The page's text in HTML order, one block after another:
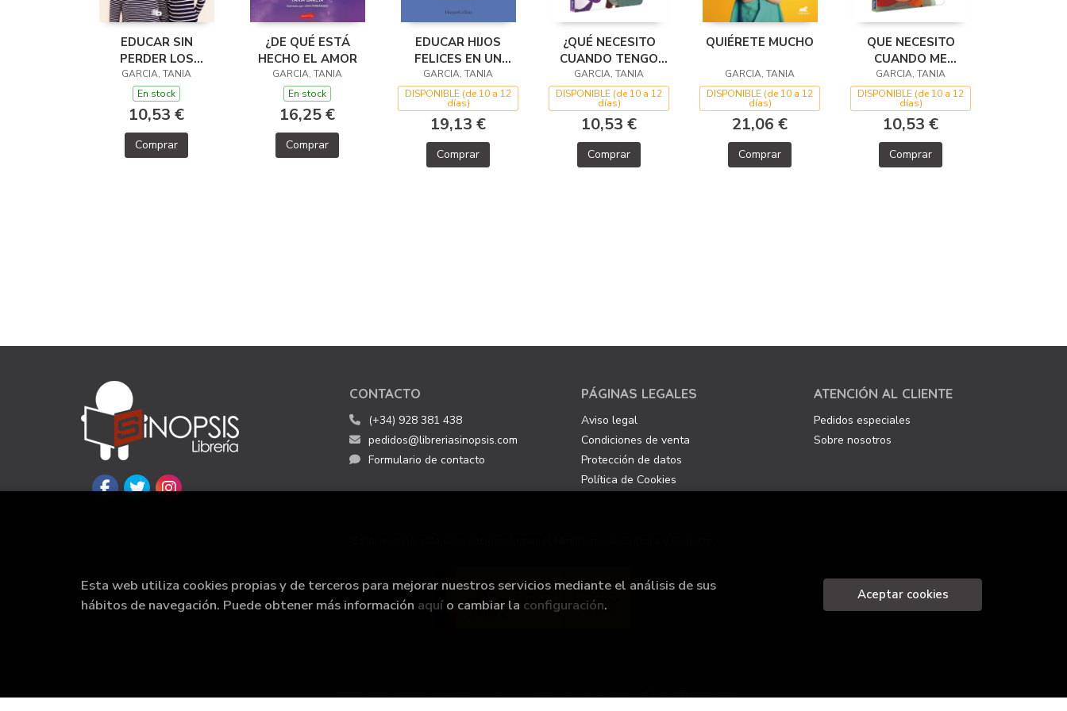
EDUCAR SIN
PERDER LOS
NERVIOS
GARCIA, TANIA
En stock
10,53 €
Comprar
¿DE QUÉ ESTÁ
HECHO EL AMOR
GARCIA, TANIA
En stock
16,25 €
Comprar
EDUCAR HIJOS
FELICES EN UN
MUNDO DE LOCOS
GARCIA, TANIA
DISPONIBLE (de 10 a 12
días)
19,13 €
Comprar
¿QUÉ NECESITO
CUANDO TENGO
MIEDO?
GARCIA, TANIA
DISPONIBLE (de 10 a 12
días)
10,53 €
Comprar
QUIÉRETE MUCHO
GARCIA, TANIA
DISPONIBLE (de 10 a 12
días)
21,06 €
Comprar
QUE NECESITO
CUANDO ME
ENFADO? LIBRO DE
GARCIA, TANIA
DISPONIBLE (de 10 a 12
días)
10,53 €
Comprar
CONTACTO
(+34) 928 381 438
pedidos@libreriasinopsis.com
Formulario de contacto
PÁGINAS LEGALES
Aviso legal
Condiciones de venta
Protección de datos
Política de Cookies
ATENCIÓN AL CLIENTE
Pedidos especiales
Sobre nosotros
2026 ©Librería Sinopsis. Todos los Derechos Reservados |Grupo Trevenque
Esta web utiliza cookies propias y de terceros para mejorar nuestros servicios mediante el análisis de sus
hábitos de navegación. Puede obtener más información aquí o cambiar la configuración.
Aceptar cookies